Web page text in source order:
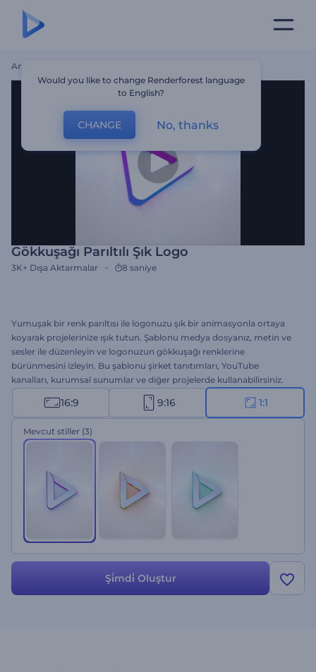
Ana Sayfa
Gökkuşağı Parıltılı Şık Logo
3K+ Dışa Aktarmalar 8 saniye
Yumuşak bir renk parıltısı ile logonuzu şık bir animasyonla ortaya
koyarak projelerinize ışık tutun. Şablonu medya dosyanız, metin ve
sesler ile düzenleyin ve logonuzun gökkuşağı renklerine
bürünmesini izleyin. Bu şablonu şirket tanıtımları, YouTube
kanalları, kurumsal sunumlar ve diğer projelerde kullanabilirsiniz.
16:9 9:16 1:1
Mevcut stiller (3)
Şi̇mdi̇ Oluştur
Would you like to change Renderforest language
to English?
CHANGE No, thanks